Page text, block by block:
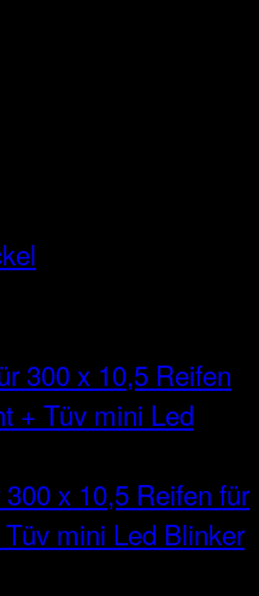
x 10,5 Reifen für
mini Led Blinker